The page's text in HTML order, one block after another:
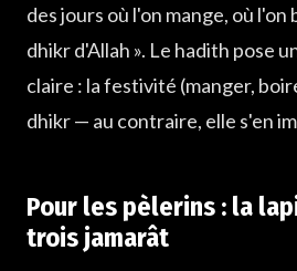
des jours où l'on mange, où
dhikr d'Allah ». Le hadith pose
claire : la festivité (manger,
dhikr — au contraire, elle s'en
Pour les pèlerins : la
trois jamarât